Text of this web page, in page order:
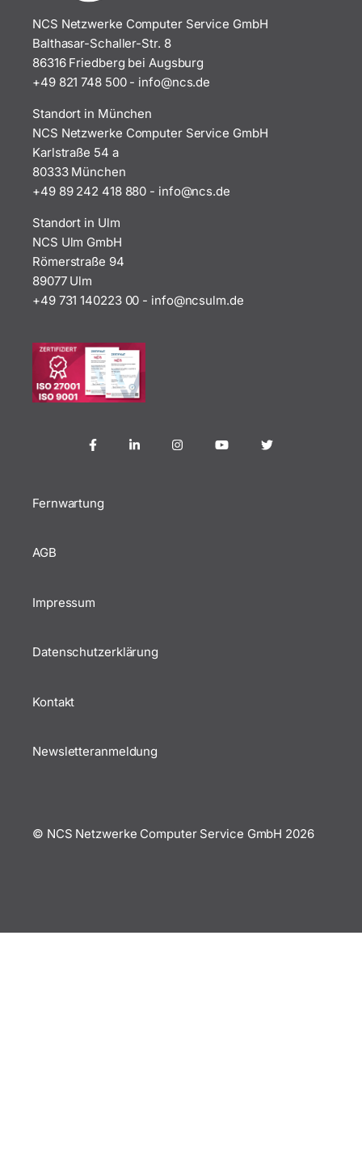
NCS Netzwerke Computer Service GmbH
Balthasar-Schaller-Str. 8
86316 Friedberg bei Augsburg
+49 821 748 500- ed.sc
n@ofn
i
Standort in München
NCS Netzwerke Computer Service GmbH
Karlstraße 54 a
80333 München
+49 89 242 418 880 - ed.sc
n@ofn
i
Standort in Ulm
NCS Ulm GmbH
Römerstraße 94
89077 Ulm
+49 731 140223 00 - ed.ml
uscn@
ofni
© NCS Netzwerke Computer Service GmbH 2026
Fernwartung
AGB
Impressum
Datenschutzerklärung
Kontakt
Newsletteranmeldung